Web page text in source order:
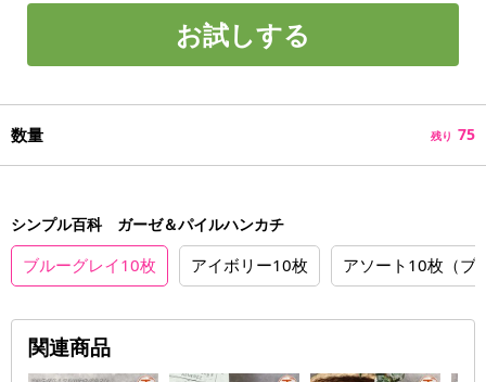
お試しする
数量 残り 75
シンプル百科 ガーゼ＆パイルハンカチ
ブルーグレイ10枚 アイボリー10枚 アソート10枚（ブ
関連商品